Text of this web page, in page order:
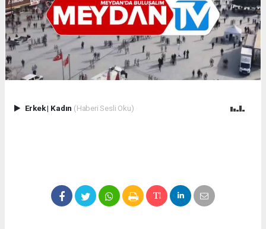
Erkek| Kadın (Haberi Sesli Oku)